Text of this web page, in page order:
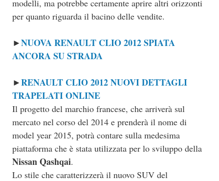
modelli, ma potrebbe certamente aprire altri orizzonti
per quanto riguarda il bacino delle vendite.
►NUOVA RENAULT CLIO 2012 SPIATA
ANCORA SU STRADA
►RENAULT CLIO 2012 NUOVI DETTAGLI
TRAPELATI ONLINE
Il progetto del marchio francese, che arriverà sul
mercato nel corso del 2014 e prenderà il nome di
model year 2015, potrà contare sulla medesima
piattaforma che è stata utilizzata per lo sviluppo della
Nissan Qashqai.
Lo stile che caratterizzerà il nuovo SUV del